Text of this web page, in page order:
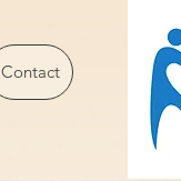
Contact